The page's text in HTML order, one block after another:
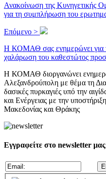
Ανακοίνωση της Κυνηγετικής
για τη συμπλήρωση του
Επόμενο >
Η ΚΟΜΑΘ σας ενημερώνει για
χαλάρωση του καθεστώτος
Η ΚΟΜΑΘ διοργανώνει
Αλεξανδρούπολη με θέμα τη
δασικές πυρκαγιές υπό την
και Ενέργειας με την
Μακεδονίας και Θράκης
Εγγραφείτε στο newsletter